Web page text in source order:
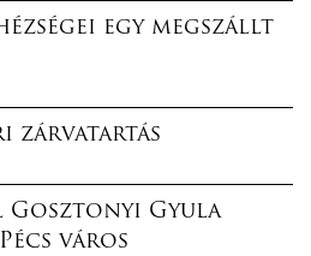
egy megszállt
zárvatartás
Gosztonyi Gyula
város